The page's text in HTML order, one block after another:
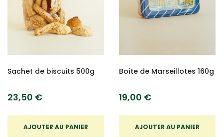
Sachet de biscuits 500g
23,50 €
AJOUTER AU PANIER
Boîte de Marseillotes 160g
19,00 €
AJOUTER AU PANIER